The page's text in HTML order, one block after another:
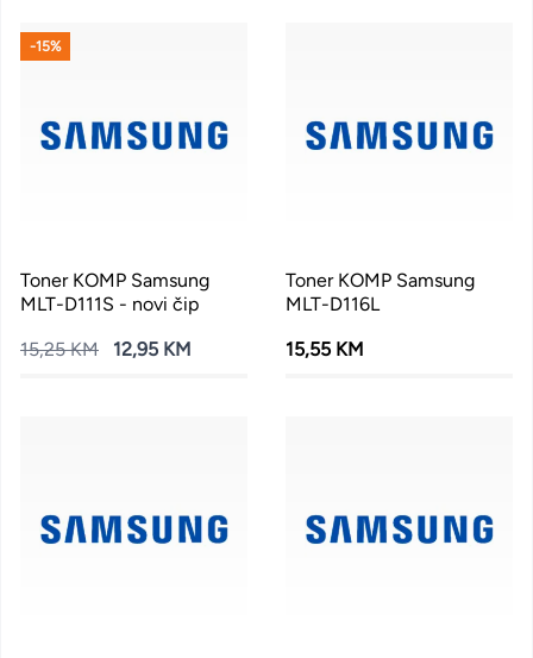
Toner KOMP Samsung
MLT-D111S - novi čip
15,25 KM
12,95 KM
-15%
Toner KOMP Samsung
MLT-D116L
15,55 KM